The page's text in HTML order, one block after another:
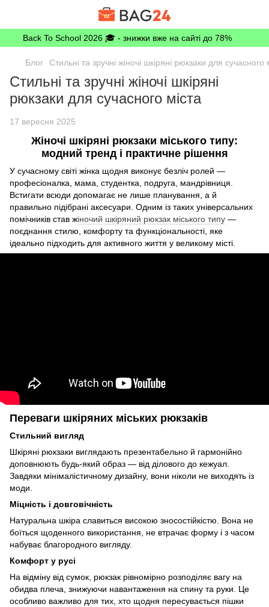
Back To School 2026 🎓 - знижки вже на сайті до 78%
Блог Стильні та зручні жіночі шкіряні рюкзаки для сучасного
Стильні та зручні жіночі шкіряні
рюкзаки для сучасного міста
17 вересня 2025
Жіночі шкіряні рюкзаки міського типу:
модний тренд і практичне рішення
У сучасному світі жінка щодня виконує безліч ролей —
професіоналка, мама, студентка, подруга, мандрівниця.
Встигати всюди допомагає не лише планування, а й
правильно підібрані аксесуари. Одним із таких універсальних
помічників став жіночий шкіряний рюкзак міського типу —
поєднання стилю, комфорту та функціональності, яке
ідеально підходить для активного життя у великому місті.
Переваги шкіряних міських рюкзаків
Стильний вигляд
Шкіряні рюкзаки виглядають презентабельно й гармонійно
доповнюють будь-який образ — від ділового до кежуал.
Завдяки мінімалістичному дизайну, вони ніколи не виходять із
моди.
Міцність і довговічність
Натуральна шкіра славиться високою зносостійкістю. Вона не
боїться щоденного використання, не втрачає форму і з часом
набуває благородного вигляду.
Комфорт у русі
На відміну від сумок, рюкзак рівномірно розподіляє вагу на
обидва плеча, знижуючи навантаження на спину та руки. Це
особливо важливо для тих, хто щодня пересувається пішки